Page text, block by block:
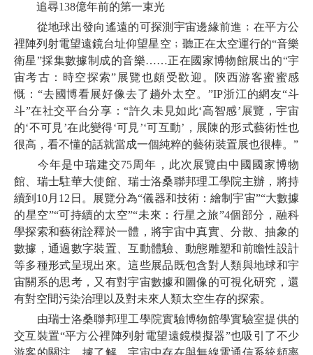
追尋138億年前的第一束光
從地球出發向遙遠的可探測宇宙邊緣前進﹔在平方公
裡陣列射電望遠鏡台址仰望星空﹔聽正在太空運行的“音樂
衛星”採集數據制成的音樂……正在國家博物館展出的“宇
宙考古：時空探索”展覽也頗受歡迎。陝西游客蜜蜜感
慨：“去國博看展好像去了趟外太空。”IP浙江的網友“斗
斗”在社交平台分享：“許久未見如此‘高智感’展覽，宇宙
的‘不可見’在此變得‘可見’‘可互動’，展陳的形式藝術性也
很高，看不懂的話就當成一個純粹的藝術裝置展也很棒。”
今年是中瑞建交75周年，此次展覽由中國國家博物
館、瑞士駐華大使館、瑞士洛桑聯邦理工學院主辦，將持
續到10月12日。展覽分為“儀器和技術：繪制宇宙”“大數據
的星空”“可持續的太空”“未來：行星之旅”4個部分，融科
學探索和藝術詮釋於一體，將宇宙中真實、分散、抽象的
數據，通過數字裝置、互動體驗、動態雕塑和前瞻性設計
等多種形式呈現出來。這些展品既包含對人類與地球和宇
宙關系的思考，又有對宇宙數據和圖像的可視化研究，還
有對空間污染治理以及對未來人類太空生存的探索。
由瑞士洛桑聯邦理工學院實驗博物館學實驗室提供的
交互裝置“平方公裡陣列射電望遠鏡模擬器”也吸引了不少
游客的關注。據了解，宇宙中存在與無線電通信系統頻率